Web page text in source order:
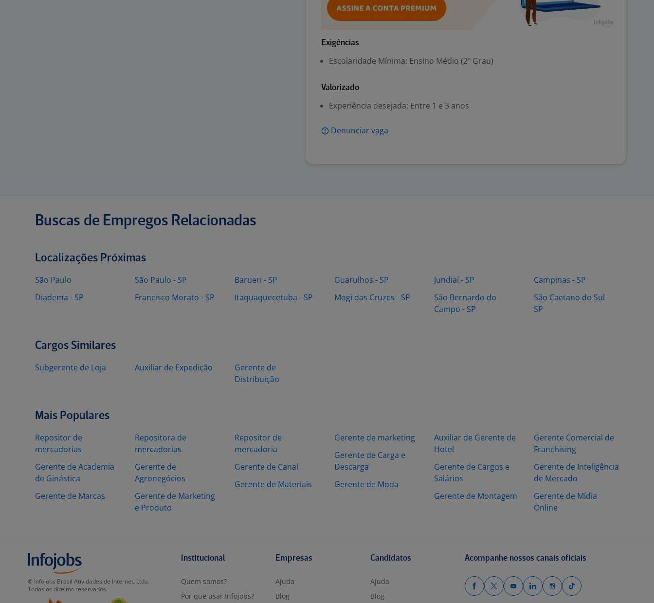
Exigências
Escolaridade Mínima: Ensino Médio (2º Grau)
Valorizado
Experiência desejada: Entre 1 e 3 anos
Denunciar vaga
Buscas de Empregos Relacionadas
Localizações Próximas
São Paulo
Diadema - SP
São Paulo - SP
Francisco Morato - SP
Barueri - SP
Itaquaquecetuba - SP
Guarulhos - SP
Mogi das Cruzes - SP
Jundiaí - SP
São Bernardo do
Campo - SP
Campinas - SP
São Caetano do Sul -
SP
Cargos Similares
Subgerente de Loja Auxiliar de Expedição
Gerente de
Distribuição
Mais Populares
Repositor de
mercadorias
Gerente de Academia
de Ginástica
Gerente de Marcas
Repositora de
mercadorias
Gerente de
Agronegócios
Gerente de Marketing
e Produto
Repositor de
mercadoria
Gerente de Canal
Gerente de Materiais
Gerente de marketing
Gerente de Carga e
Descarga
Gerente de Moda
Auxiliar de Gerente de
Hotel
Gerente de Cargos e
Salários
Gerente de Montagem
Gerente Comercial de
Franchising
Gerente de Inteligência
de Mercado
Gerente de Mídia
Online
© Infojobs Brasil Atividades de Internet, Ltda.
Todos os direitos reservados.
Institucional
Quem somos?
Por que usar Infojobs?
Empresas
Ajuda
Blog
Candidatos
Ajuda
Blog
Acompanhe nossos canais oficiais